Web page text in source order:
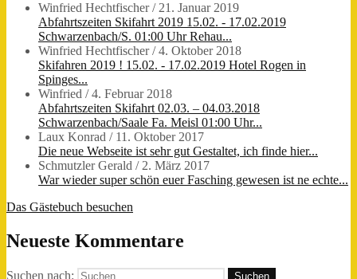
Winfried Hechtfischer/21. Januar 2019
Abfahrtszeiten Skifahrt 2019 15.02. - 17.02.2019
Schwarzenbach/S. 01:00 Uhr Rehau...
Winfried Hechtfischer/4. Oktober 2018
Skifahren 2019 ! 15.02. - 17.02.2019 Hotel Rogen in
Spinges...
Winfried /4. Februar 2018
Abfahrtszeiten Skifahrt 02.03. – 04.03.2018
Schwarzenbach/Saale Fa. Meisl 01:00 Uhr...
Laux Konrad / 11. Oktober 2017
Die neue Webseite ist sehr gut Gestaltet, ich finde hier...
Schmutzler Gerald /2. März 2017
War wieder super schön euer Fasching gewesen ist ne echte...
Das Gästebuch besuchen
Neueste Kommentare
Suchen nach: